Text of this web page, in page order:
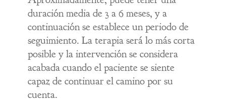
duración media de 3 a 6 meses, y a
continuación se establece un periodo de
seguimiento. La terapia será lo más corta
posible y la intervención se considera
acabada cuando el paciente se siente
capaz de continuar el camino por su
cuenta.